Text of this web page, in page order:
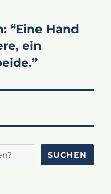
“Eine Hand
ein
SUCHEN